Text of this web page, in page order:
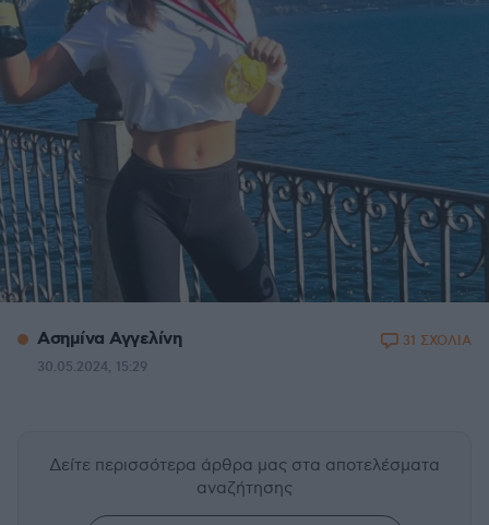
Ασημίνα Αγγελίνη
30.05.2024, 15:29
31 ΣΧΟΛΙΑ
Δείτε περισσότερα άρθρα μας στα αποτελέσματα
αναζήτησης